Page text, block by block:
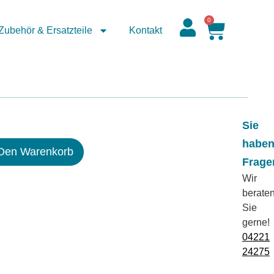
& Ersatzteile Kontakt
0
Warenkorb
Sie
haben
Wir
Sie
gerne!
04221
24275